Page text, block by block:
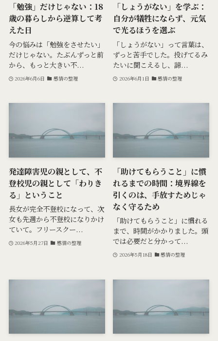
「勉強」だけじゃない：18
歳の暮らしから逆算して考
えた日
今の悩みは「勉強をさせたい」
だけじゃない。たぶんずっと前
から、もっと大きい不...
2026年6月6日 感情の整理
「しょうがない」を学ぶ：
自分が犠牲にならず、元気
で光るほうを選ぶ
「しょうがない」って言葉は、
ずっと苦手でした。投げてるみ
たいに聞こえるし、諦...
2026年6月1日 感情の整理
発達障害児の親として、不
登校児の親として「わりき
る」ということ
長女が完全不登校になって、次
女も先週から不登校になりかけ
ていて。フリースクー...
2026年5月27日 感情の整理
「助けてもらうこと」に慣
れるまでの時間：境界線を
引くのは、手放すためじゃ
なく守るため
「助けてもらうこと」に慣れる
まで、時間がかかりました。頭
では必要だと分かって...
2026年5月18日 感情の整理